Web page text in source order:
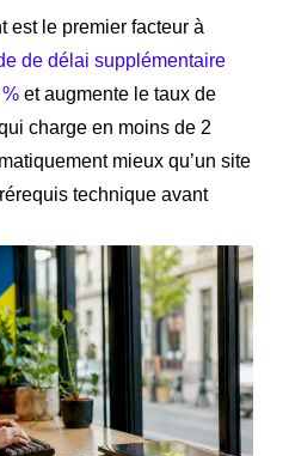
est le premier facteur à
de délai supplémentaire
et augmente le taux de
charge en moins de 2
mieux qu’un site
technique avant